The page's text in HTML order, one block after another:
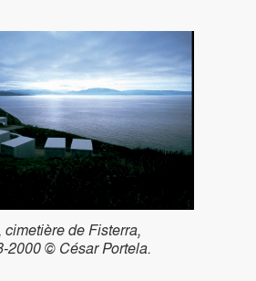
cimetière de Fisterra,
2000 © César Portela.